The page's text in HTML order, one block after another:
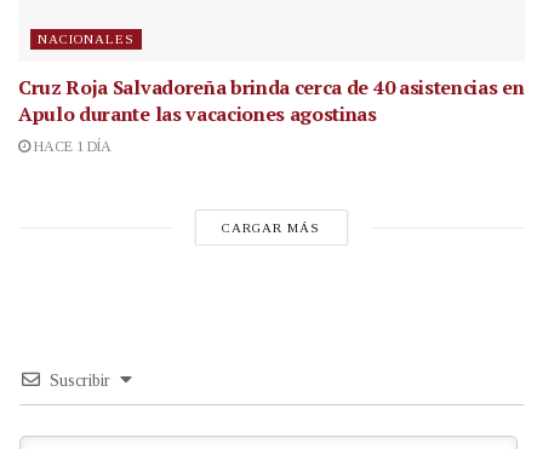
NACIONALES
Cruz Roja Salvadoreña brinda cerca de 40 asistencias en
Apulo durante las vacaciones agostinas
HACE 1 DÍA
CARGAR MÁS
Suscribir